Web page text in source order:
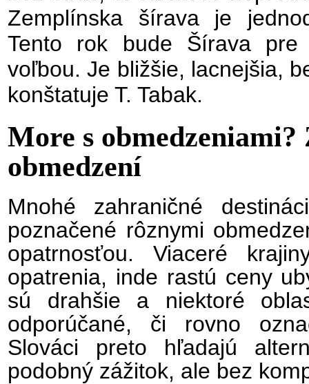
Zemplínska šírava je
Tento rok bude Šírava pre
voľbou. Je bližšie, lacnejšia,
konštatuje T. Tabak.
More s
obmedzení
Mnohé zahraničné
poznačené rôznymi
opatrnosťou. Viaceré
opatrenia, inde rastú ceny
sú drahšie a niektoré
odporúčané, či rovno
Slováci preto hľadajú
podobný zážitok, ale bez